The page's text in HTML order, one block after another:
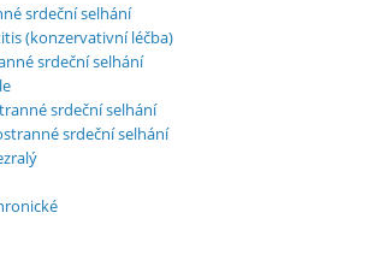
srdeční selhání
(konzervativní léčba)
srdeční selhání
srdeční selhání
srdeční selhání